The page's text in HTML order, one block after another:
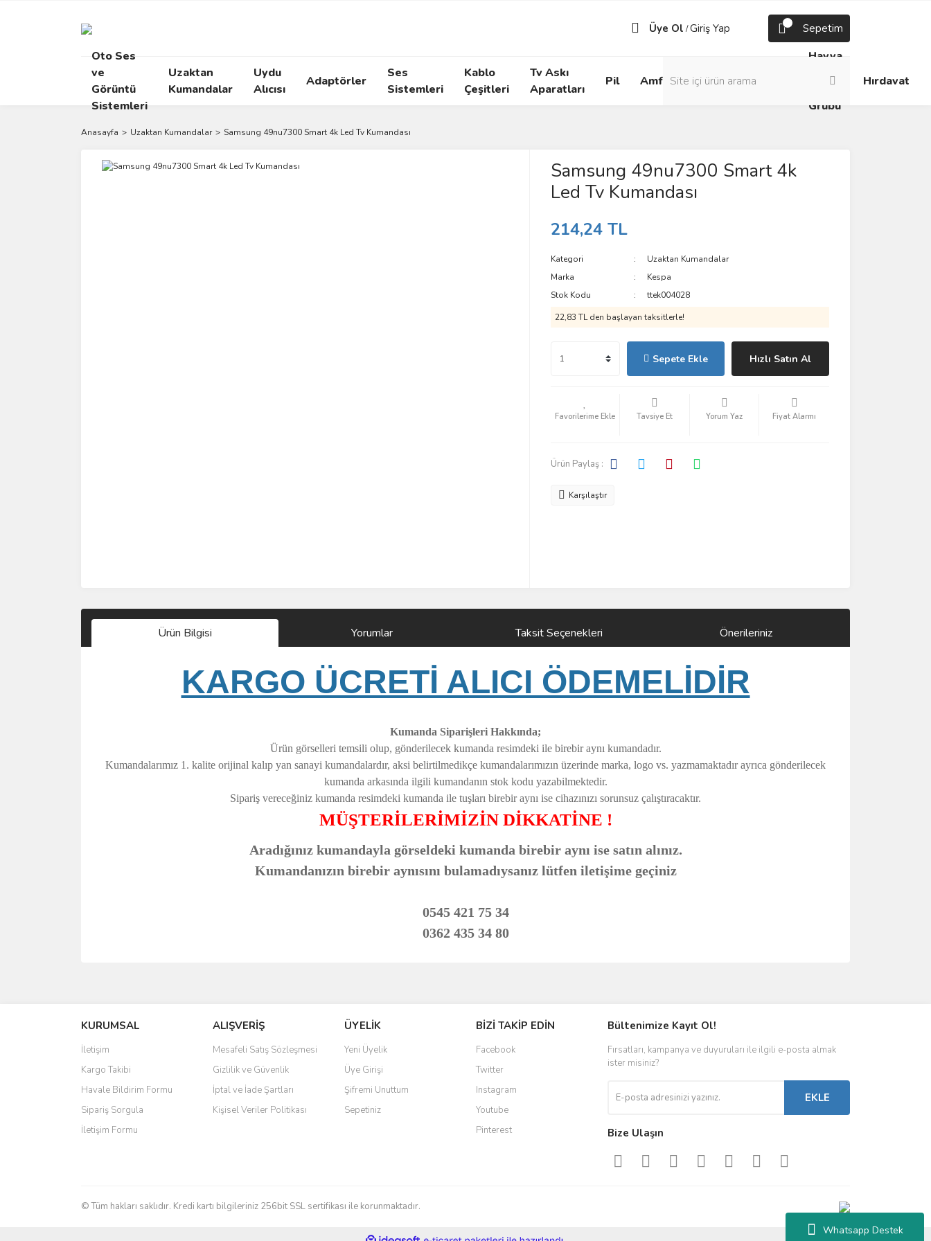
Whatsapp Destek
Üye Ol /Giriş Yap Sepetim
Oto Ses
ve
Görüntü
Sistemleri
Uzaktan
Kumandalar
Uydu
Alıcısı
Adaptörler
Ses
Sistemleri
Kablo
Çeşitleri
Tv Askı
Aparatları
Pil Amfi
Box
Prizler
Havya
Lehim
Grubu
Hırdavat
Anasayfa Uzaktan Kumandalar Samsung 49nu7300 Smart 4k Led Tv Kumandası
Samsung 49nu7300 Smart 4k
Led Tv Kumandası
214,24 TL
Kategori
Uzaktan Kumandalar
Marka
Kespa
Stok Kodu
ttek004028
22,83 TL den başlayan taksitlerle!
Sepete Ekle Hızlı Satın Al
Tavsiye Et Yorum Yaz Fiyat Alarmı
Ürün Paylaş :
Karşılaştır
Ürün Bilgisi Yorumlar Taksit Seçenekleri Önerileriniz
KARGO ÜCRETİ ALICI ÖDEMELİDİR
Kumanda Siparişleri Hakkında;
Ürün görselleri temsili olup, gönderilecek kumanda resimdeki ile birebir aynı kumandadır.
Kumandalarımız 1. kalite orijinal kalıp yan sanayi kumandalardır, aksi belirtilmedikçe kumandalarımızın üzerinde marka, logo vs. yazmamaktadır ayrıca gönderilecek
kumanda arkasında ilgili kumandanın stok kodu yazabilmektedir.
Sipariş vereceğiniz kumanda resimdeki kumanda ile tuşları birebir aynı ise cihazınızı sorunsuz çalıştıracaktır.
MÜŞTERİLERİMİZİN DİKKATİNE !
Aradığınız kumandayla görseldeki kumanda birebir aynı ise satın alınız.
Kumandanızın birebir aynısını bulamadıysanız lütfen iletişime geçiniz
0545 421 75 34
0362 435 34 80
Ürün resmi kalitesiz, bozuk veya görüntülenemiyor.
Ürün açıklamasında eksik bilgiler bulunuyor.
Ürün bilgilerinde hatalar bulunuyor.
Ürün fiyatı diğer sitelerden daha pahalı.
Bu ürüne benzer farklı alternatifler olmalı.
KURUMSAL
İletişim
Kargo Takibi
Havale Bildirim Formu
Sipariş Sorgula
İletişim Formu
ALIŞVERİŞ
Mesafeli Satış Sözleşmesi
Gizlilik ve Güvenlik
İptal ve İade Şartları
Kişisel Veriler Politikası
ÜYELİK
Yeni Üyelik
Üye Girişi
Şifremi Unuttum
Sepetiniz
BİZİ TAKİP EDİN
Facebook
Twitter
Instagram
Youtube
Pinterest
Bültenimize Kayıt Ol!
Fırsatları, kampanya ve duyuruları ile ilgili e-posta almak
ister misiniz?
EKLE
Bize Ulaşın
© Tüm hakları saklıdır. Kredi kartı bilgileriniz 256bit SSL sertifikası ile korunmaktadır.